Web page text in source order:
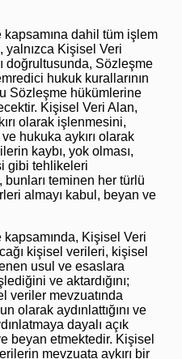
dahil tüm işlem
Kişisel Veri
doğrultusunda, Sözleşme
hukuk kurallarının
Sözleşme hükümlerine
Kişisel Veri Alan,
olarak işlenmesini,
ve hukuka aykırı olarak
kaybı, yok olması,
gibi tehlikeleri
teminen her türlü
almayı kabul, beyan ve
Kişisel Veri
kişisel verileri, kişisel
usul ve esaslara
ve aktardığını;
veriler mevzuatında
olarak aydınlattığını ve
dayalı açık
beyan etmektedir. Kişisel
mevzuata aykırı bir